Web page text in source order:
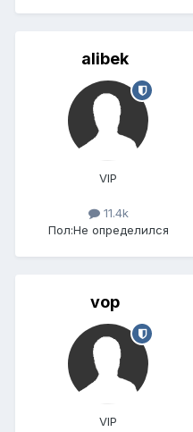
alibek
VIP
11.4k
Пол:Не определился
vop
VIP